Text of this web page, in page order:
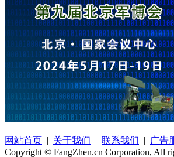
网站首页 | 关于我们 | 联系我们 | 广告
Copyright © FangZhen.cn Corporation, All